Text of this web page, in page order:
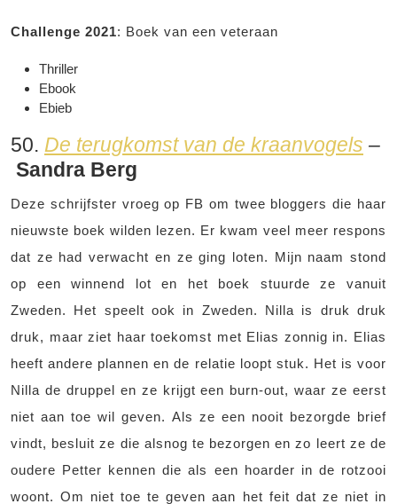
Challenge 2021: Boek van een veteraan
Thriller
Ebook
Ebieb
50. De terugkomst van de kraanvogels –
Sandra Berg
Deze schrijfster vroeg op FB om twee bloggers die haar
nieuwste boek wilden lezen. Er kwam veel meer respons
dat ze had verwacht en ze ging loten. Mijn naam stond
op een winnend lot en het boek stuurde ze vanuit
Zweden. Het speelt ook in Zweden. Nilla is druk druk
druk, maar ziet haar toekomst met Elias zonnig in. Elias
heeft andere plannen en de relatie loopt stuk. Het is voor
Nilla de druppel en ze krijgt een burn-out, waar ze eerst
niet aan toe wil geven. Als ze een nooit bezorgde brief
vindt, besluit ze die alsnog te bezorgen en zo leert ze de
oudere Petter kennen die als een hoarder in de rotzooi
woont. Om niet toe te geven aan het feit dat ze niet in